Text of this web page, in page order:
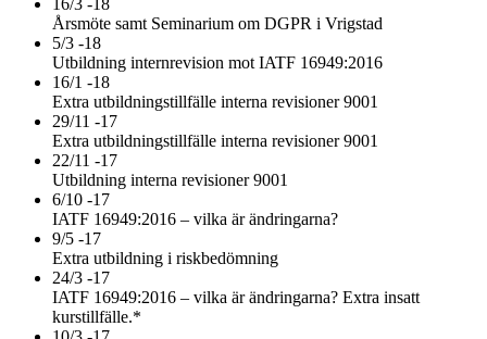
16/3 -18
Årsmöte samt Seminarium om DGPR i Vrigstad
5/3 -18
Utbildning internrevision mot IATF 16949:2016
16/1 -18
Extra utbildningstillfälle interna revisioner 9001
29/11 -17
Extra utbildningstillfälle interna revisioner 9001
22/11 -17
Utbildning interna revisioner 9001
6/10 -17
IATF 16949:2016 – vilka är ändringarna?
9/5 -17
Extra utbildning i riskbedömning
24/3 -17
IATF 16949:2016 – vilka är ändringarna? Extra insatt
kurstillfälle.*